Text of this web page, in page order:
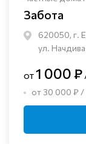
Забота
620050, г.
ул.
от1 000 ₽
от 30 000 ₽ /